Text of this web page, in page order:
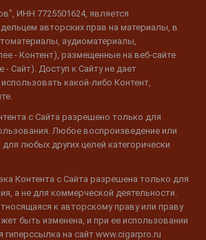
ИНН 7725501624, является
авторских прав на материалы, в
аудиоматериалы,
- Контент), размещенные на веб-сайте
- Сайт). Доступ к Сайту не дает
какой-либо Контент,
с Сайта разрешено только для
Любое воспроизведение или
любых других целей категорически
Контента с Сайта разрешена только для
а не для коммерческой деятельности.
к авторскому праву или праву
быть изменена, и при ее использовании
гиперссылка на сайт www.cigarpro.ru